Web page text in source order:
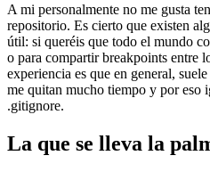
A mi personalmente no me gusta
repositorio. Es cierto que existen
útil: si queréis que todo el mundo
o para compartir breakpoints entre
experiencia es que en general,
me quitan mucho tiempo y por eso
.gitignore.
La que se lleva la